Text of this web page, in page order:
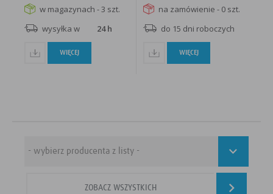
w magazynach - 3 szt.
wysyłka w
24 h
WIĘCEJ
na zamówienie - 0 szt.
do 15 dni roboczych
WIĘCEJ
ZOBACZ WSZYSTKICH